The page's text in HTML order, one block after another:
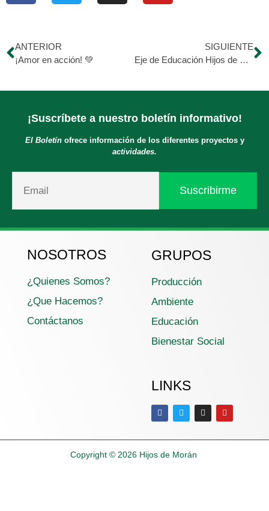
ANTERIOR
¡Amor en acción! 💚
SIGUIENTE
Eje de Educación Hijos de Morán 📸
¡Suscríbete a nuestro boletín informativo!
El Boletínofrece información de los diferentes proyectos y
actividades.
NOSOTROS
¿Quienes Somos?
¿Que Hacemos?
Contáctanos
GRUPOS
Producción
Ambiente
Educación
Bienestar Social
LINKS
Copyright © 2026 Hijos de Morán